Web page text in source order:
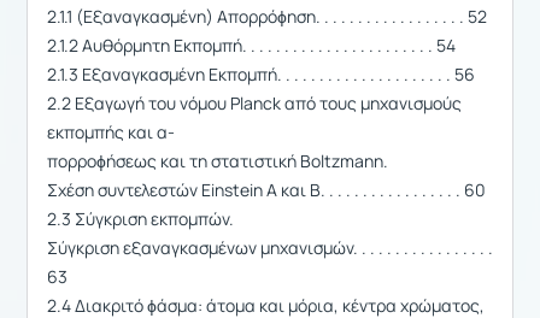
2.1.1 (Εξαναγκασμένη) Απορρόϕηση. . . . . . . . . . . . . . . . . . 52
2.1.2 Αυθόρμητη Εκπομπή. . . . . . . . . . . . . . . . . . . . . . . 54
2.1.3 Εξαναγκασμένη Εκπομπή. . . . . . . . . . . . . . . . . . . . . 56
2.2 Εξαγωγή του νόμου Planck από τους μηχανισμούς
εκπομπής και α-
πορροϕήσεως και τη στατιστική Boltzmann.
Σχέση συντελεστών Einstein A και B. . . . . . . . . . . . . . . . . 60
2.3 Σύγκριση εκπομπών.
Σύγκριση εξαναγκασμένων μηχανισμών. . . . . . . . . . . . . . . . .
63
2.4 Διακριτό ϕάσμα: άτομα και μόρια, κέντρα χρώματος,